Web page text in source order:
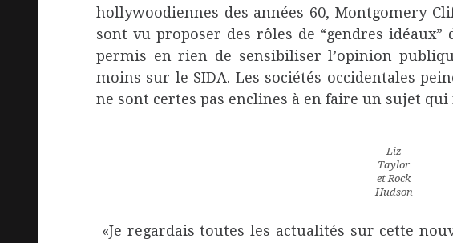
hollywoodiennes des années 60, Montgomery
sont vu proposer des rôles de “gendres
permis en rien de sensibiliser l’opinion
moins sur le SIDA. Les sociétés occidentales
ne sont certes pas enclines à en faire un sujet
Liz
Taylor
et Rock
Hudson
«Je regardais toutes les actualités sur cette